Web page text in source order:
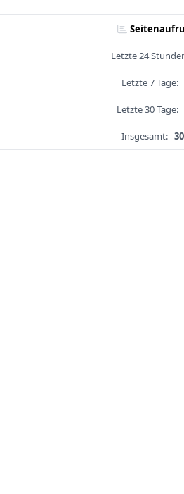
Letzte 24
Letzte 7 Tage:
Letzte 30 Tage:
Insgesamt: